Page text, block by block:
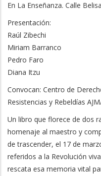
En La Enseñanza. Calle
Presentación:
Raúl Zibechi
Miriam Barranco
Pedro Faro
Diana Itzu
Convocan: Centro de
Resistencias y Rebeldías
Un libro que florece de dos
homenaje al maestro y
de trascender, el 17 de
referidos a la Revolución
rescata esa memoria vital